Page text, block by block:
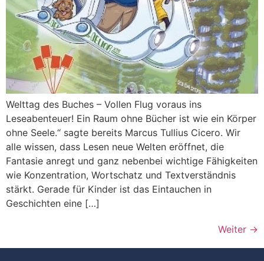
Welttag des Buches – Vollen Flug voraus ins
Leseabenteuer! Ein Raum ohne Bücher ist wie ein Körper
ohne Seele.“ sagte bereits Marcus Tullius Cicero. Wir
alle wissen, dass Lesen neue Welten eröffnet, die
Fantasie anregt und ganz nebenbei wichtige Fähigkeiten
wie Konzentration, Wortschatz und Textverständnis
stärkt. Gerade für Kinder ist das Eintauchen in
Geschichten eine […]
Weiter →